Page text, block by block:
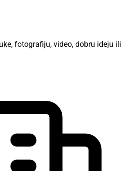
fotografiju, video, dobru ideju ili